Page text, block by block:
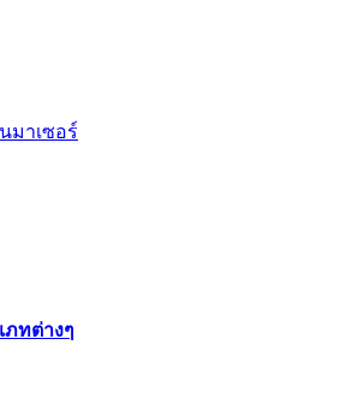
มาเซอร์
ภทต่างๆ